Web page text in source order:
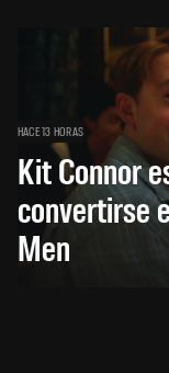
HACE 13 HORAS
Kit Connor
convertirse
Men